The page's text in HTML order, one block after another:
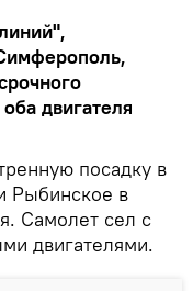
двигателя
посадку в
Рыбинское в
Самолет сел с
двигателями.